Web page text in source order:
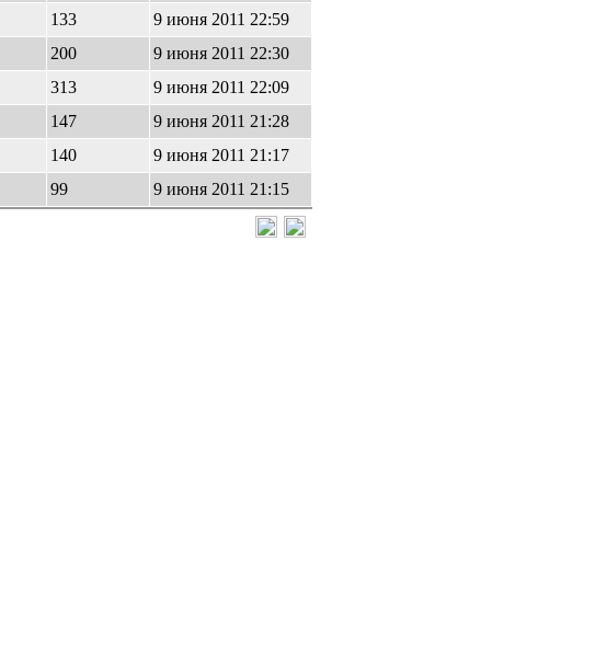
133
9 июня 2011 22:59
200
9 июня 2011 22:30
313
9 июня 2011 22:09
147
9 июня 2011 21:28
140
9 июня 2011 21:17
99
9 июня 2011 21:15